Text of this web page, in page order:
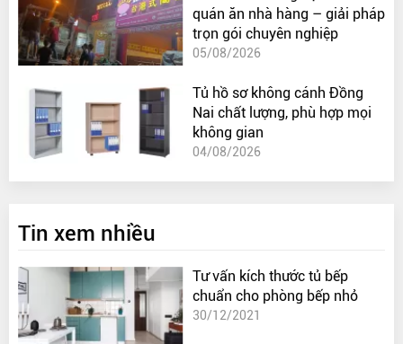
quán ăn nhà hàng – giải pháp
trọn gói chuyên nghiệp
05/08/2026
Tủ hồ sơ không cánh Đồng
Nai chất lượng, phù hợp mọi
không gian
04/08/2026
Tin xem nhiều
Tư vấn kích thước tủ bếp
chuẩn cho phòng bếp nhỏ
30/12/2021